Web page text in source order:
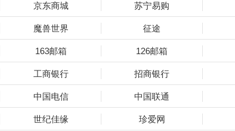
京东商城 苏宁易购
魔兽世界 征途
163邮箱 126邮箱
工商银行 招商银行
中国电信 中国联通
世纪佳缘 珍爱网